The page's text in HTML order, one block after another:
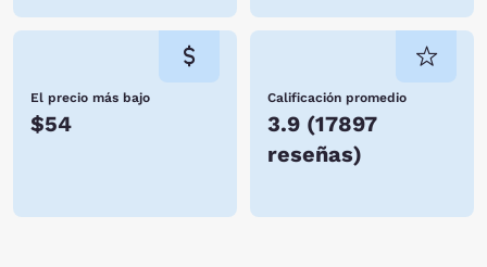
El precio más bajo
$54
Calificación promedio
3.9 (17897
reseñas)